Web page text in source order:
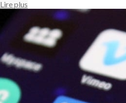
Lire plus